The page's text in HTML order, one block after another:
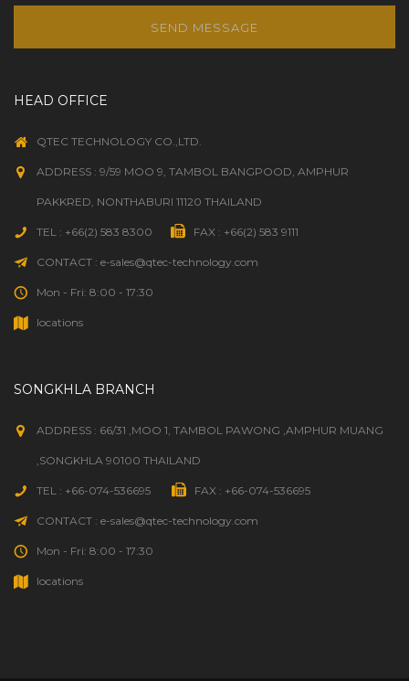
SEND MESSAGE
HEAD OFFICE
QTEC TECHNOLOGY CO.,LTD.
ADDRESS : 9/59 MOO 9, TAMBOL BANGPOOD, AMPHUR
PAKKRED, NONTHABURI 11120 THAILAND
TEL : +66(2) 583 8300 FAX : +66(2) 583 9111
CONTACT : e-sales@qtec-technology.com
Mon - Fri: 8:00 - 17:30
locations
SONGKHLA BRANCH
ADDRESS : 66/31 ,MOO 1, TAMBOL PAWONG ,AMPHUR MUANG
,SONGKHLA 90100 THAILAND
TEL : +66-074-536695 FAX : +66-074-536695
CONTACT : e-sales@qtec-technology.com
Mon - Fri: 8:00 - 17:30
locations